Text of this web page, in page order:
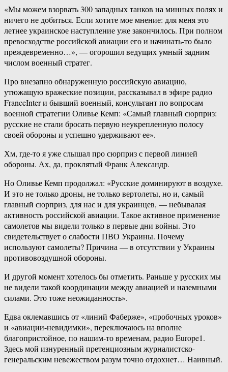
«Мы можем взорвать 300 западных танков на минных полях и
ничего не добиться. Если хотите мое мнение: для меня это
летнее украинское наступление уже закончилось. При полном
превосходстве российской авиации его и начинать-то было
преждевременно…», — огорошил ведущих умный задним
числом военный стратег.
Про внезапно обнаруженную российскую авиацию,
утюжащую вражеские позиции, рассказывал в эфире радио
FranceInter и бывший военный, консультант по вопросам
военной стратегии Оливье Кемп: «Самый главный сюрприз:
русские не стали бросать первую неукрепленную полосу
своей обороны и успешно удерживают ее».
Хм, где-то я уже слышал про сюрприз с первой линией
обороны. Ах, да, проклятый Франк Александр.
Но Оливье Кемп продолжал: «Русские доминируют в воздухе.
И это не только дроны, не только вертолеты, но и, самый
главный сюрприз, для нас и для украинцев, — небывалая
активность российской авиации. Такое активное применение
самолетов мы видели только в первые дни войны. Это
свидетельствует о слабости ПВО Украины. Почему
используют самолеты? Причина — в отсутствии у Украины
противовоздушной обороны.
И другой момент хотелось бы отметить. Раньше у русских мы
не видели такой координации между авиацией и наземными
силами. Это тоже неожиданность».
Едва оклемавшись от «линий Фаберже», «пробочных уроков»
и «авиации-невидимки», переключаюсь на вполне
благопристойное, по нашим-то временам, радио Europe1.
Здесь мой изнуренный претенциозным журналистско-
генеральским невежеством разум точно отдохнет… Наивный.